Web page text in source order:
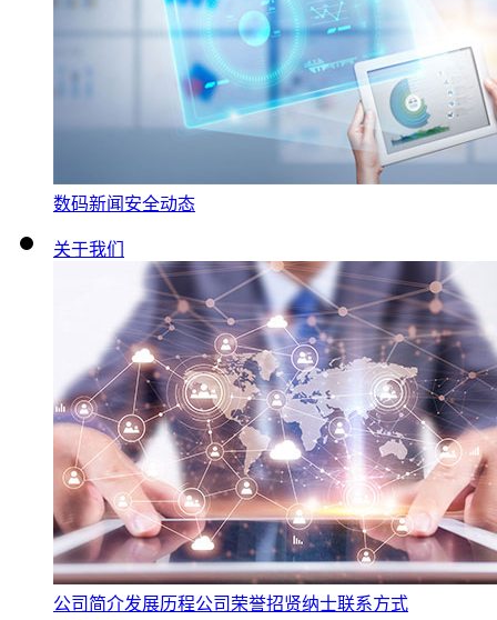
数码新闻 安全动态
关于我们
公司简介发展历程公司荣誉招贤纳士联系方式